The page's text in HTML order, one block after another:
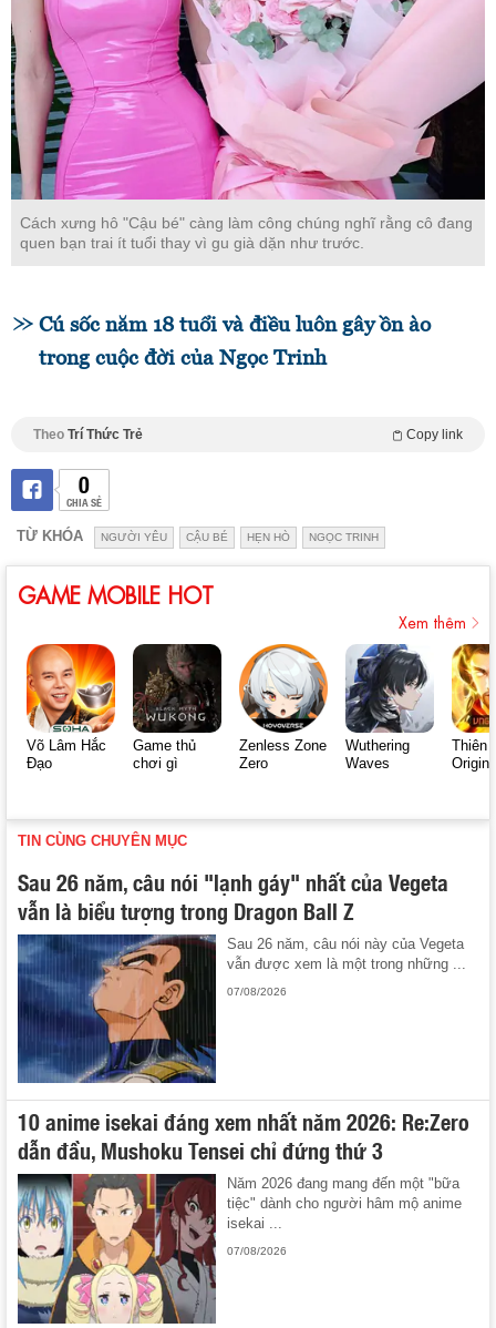
Cách xưng hô "Cậu bé" càng làm công chúng nghĩ rằng cô đang
quen bạn trai ít tuổi thay vì gu già dặn như trước.
Cú sốc năm 18 tuổi và điều luôn gây ồn ào
trong cuộc đời của Ngọc Trinh
Theo Trí Thức Trẻ Copy link
0
CHIA SẺ
TỪ KHÓA NGƯỜI YÊU CẬU BÉ HẸN HÒ NGỌC TRINH
GAME MOBILE HOT
Xem thêm
Võ Lâm Hắc
Đạo
Game thủ
chơi gì
Zenless Zone
Zero
Wuthering
Waves
Thiên
Origin
TIN CÙNG CHUYÊN MỤC
Sau 26 năm, câu nói "lạnh gáy" nhất của Vegeta
vẫn là biểu tượng trong Dragon Ball Z
Sau 26 năm, câu nói này của Vegeta
vẫn được xem là một trong những ...
07/08/2026
10 anime isekai đáng xem nhất năm 2026: Re:Zero
dẫn đầu, Mushoku Tensei chỉ đứng thứ 3
Năm 2026 đang mang đến một "bữa
tiệc" dành cho người hâm mộ anime
isekai ...
07/08/2026